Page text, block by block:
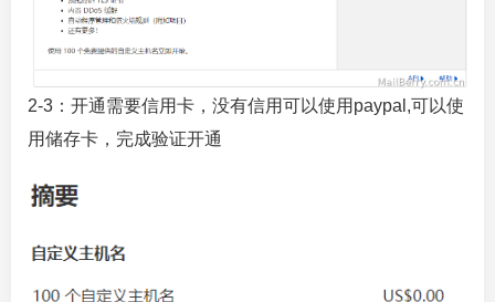
2-3：开通需要信用卡，没有信用可以使用paypal,可以使
用储存卡，完成验证开通